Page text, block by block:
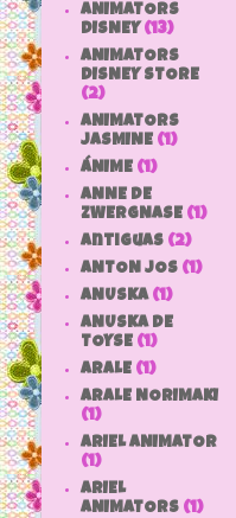
ANIMATORS
DISNEY (13)
ANIMATORS
DISNEY STORE
(2)
ANIMATORS
JASMINE (1)
ÁNIME (1)
ANNE DE
ZWERGNASE (1)
antiguas (2)
ANTON JOS (1)
ANUSKA (1)
ANUSKA DE
TOYSE (1)
ARALE (1)
ARALE NORIMAKI
(1)
ARIEL ANIMATOR
(1)
ARIEL
ANIMATORS (1)